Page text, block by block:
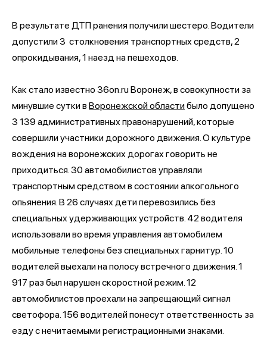
В результате ДТП ранения получили шестеро. Водители
допустили 3 столкновения транспортных средств, 2
опрокидывания, 1 наезд на пешеходов.
Как стало известно 36on.ru Воронеж, в совокупности за
минувшие сутки в Воронежской областибыло допущено
3 139 административных правонарушений, которые
совершили участники дорожного движения. О культуре
вождения на воронежских дорогах говорить не
приходиться. 30 автомобилистов управляли
транспортным средством в состоянии алкогольного
опьянения. В 26 случаях дети перевозились без
специальных удерживающих устройств. 42 водителя
использовали во время управления автомобилем
мобильные телефоны без специальных гарнитур. 10
водителей выехали на полосу встречного движения. 1
917 раз был нарушен скоростной режим. 12
автомобилистов проехали на запрещающий сигнал
светофора. 156 водителей понесут ответственность за
езду с нечитаемыми регистрационными знаками.